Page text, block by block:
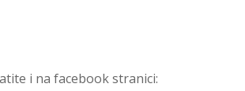
i na facebook stranici: